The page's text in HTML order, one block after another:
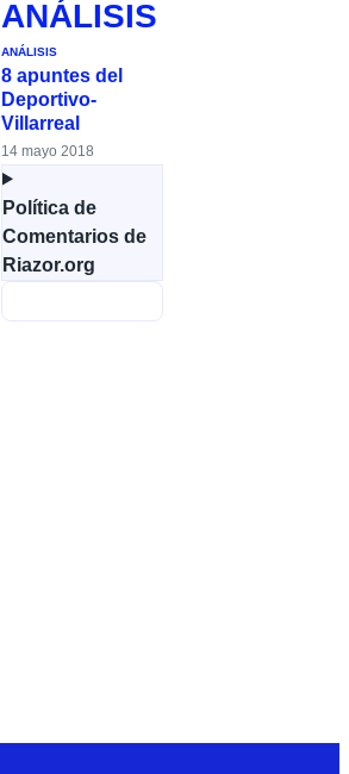
ANÁLISIS
ANÁLISIS
8 apuntes del
Deportivo-
Villarreal
14 mayo 2018
Política de
Comentarios de
Riazor.org